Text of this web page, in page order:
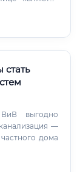
выгодно
—
дома